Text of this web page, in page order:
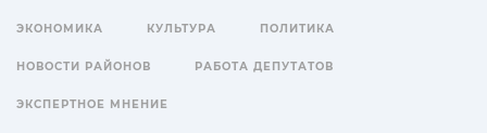
ЭКОНОМИКА КУЛЬТУРА ПОЛИТИКА
НОВОСТИ РАЙОНОВ РАБОТА ДЕПУТАТОВ
ЭКСПЕРТНОЕ МНЕНИЕ